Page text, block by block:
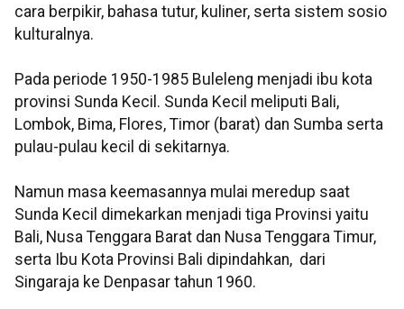
cara berpikir, bahasa tutur, kuliner, serta sistem sosio
kulturalnya.
Pada periode 1950-1985 Buleleng menjadi ibu kota
provinsi Sunda Kecil. Sunda Kecil meliputi Bali,
Lombok, Bima, Flores, Timor (barat) dan Sumba serta
pulau-pulau kecil di sekitarnya.
Namun masa keemasannya mulai meredup saat
Sunda Kecil dimekarkan menjadi tiga Provinsi yaitu
Bali, Nusa Tenggara Barat dan Nusa Tenggara Timur,
serta Ibu Kota Provinsi Bali dipindahkan, dari
Singaraja ke Denpasar tahun 1960.